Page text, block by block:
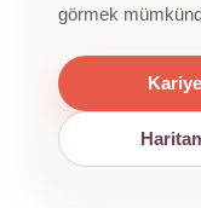
görmek